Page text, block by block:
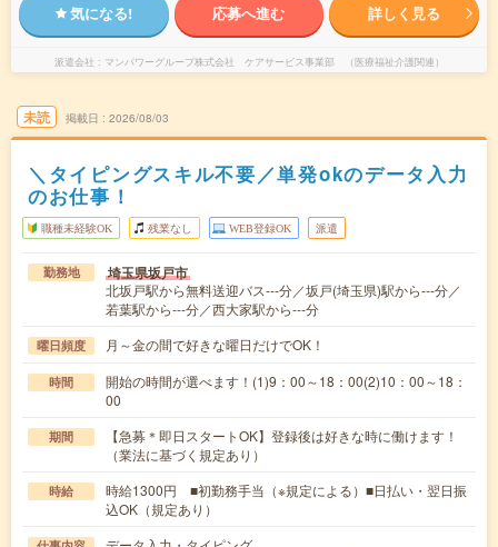
気になる! 応募へ進む 詳しく見る
派遣会社 マンパワーグループ株式会社 ケアサービス事業部 （医療福祉介護関連）
未読 掲載日 2026/08/03
＼タイピングスキル不要／単発okのデータ入力
のお仕事！
職種未経験OK 残業なし WEB登録OK 派遣
勤務地 埼玉県坂戸市
北坂戸駅から無料送迎バス---分／坂戸(埼玉県)駅から---分／
若葉駅から---分／西大家駅から---分
曜日頻度 月～金の間で好きな曜日だけでOK！
時間
開始の時間が選べます！(1)9：00～18：00(2)10：00～18：
00
期間
【急募＊即日スタートOK】登録後は好きな時に働けます！
（業法に基づく規定あり）
時給
時給1300円 ■初勤務手当（※規定による）■日払い・翌日振
込OK（規定あり）